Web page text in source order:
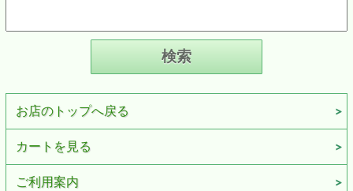
お店のトップへ戻る
カートを見る
ご利用案内